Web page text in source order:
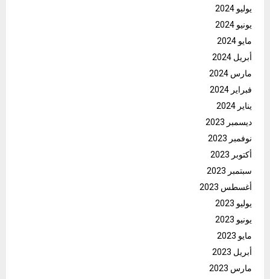
يوليو 2024
يونيو 2024
مايو 2024
أبريل 2024
مارس 2024
فبراير 2024
يناير 2024
ديسمبر 2023
نوفمبر 2023
أكتوبر 2023
سبتمبر 2023
أغسطس 2023
يوليو 2023
يونيو 2023
مايو 2023
أبريل 2023
مارس 2023